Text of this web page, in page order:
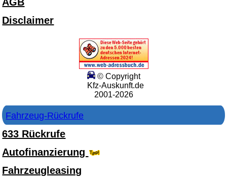
Disclaimer
© Copyright
Kfz-Auskunft.de
2001-2026
Fahrzeug-Rückrufe
633 Rückrufe
Autofinanzierung
Fahrzeugleasing